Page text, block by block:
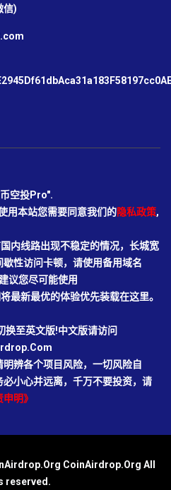
信)
空投Pro".
用本站您需要同意我们的隐私政策,
内线路出现不稳定的情况，长城宽
性访问卡顿，请使用备用域名
议您尽可能使用
新最优的体验优先装载在这里。
至英文版!中文版请访问
辨各个项目风险，一切风险自
小心并远离，千万不要投资，请
申明》
CoinAirdrop.Org All
reserved.